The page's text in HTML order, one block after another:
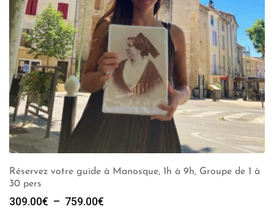
Réservez votre guide à Manosque, 1h à 9h, Groupe de 1 à
30 pers
309.00€ – 759.00€